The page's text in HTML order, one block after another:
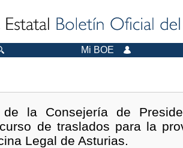
Mi BOE
la Consejería de
de traslados para la
Legal de Asturias.